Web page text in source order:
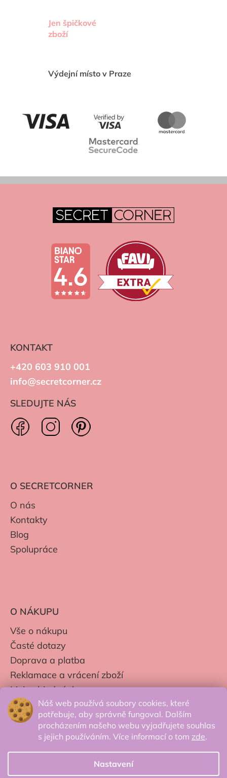
Náš web používá soubory cookies, které
potřebuje, aby správně fungoval. Dalším
procházením našeho webu vyjadřujete souhlas
s jejich používáním. Více informací o tom zde.
Nastavení
Jen špičkové
zboží
Výdejní místo v Praze
KONTAKT
+420 603 910 001
info@secretcorner.cz
SLEDUJTE NÁS
O SECRETCORNER
O nás
Kontakty
Blog
Spolupráce
O NÁKUPU
Vše o nákupu
Časté dotazy
Doprava a platba
Reklamace a vrácení zboží
Moje objednávky
Obchodní podmínky
Zpracování os. údajů
© 2026 Secretcorner.cz - Všechna práva